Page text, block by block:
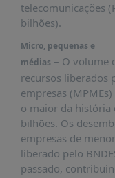
telecomunicações
bilhões).
Micro, pequenas e
médias – O volume
recursos liberados
empresas
o maior da história
bilhões. Os
empresas de
liberado pelo
passado,